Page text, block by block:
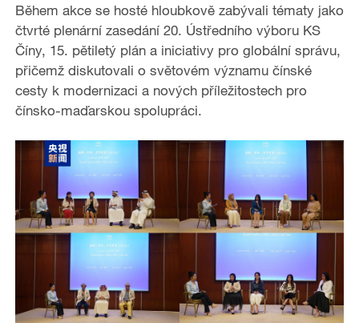
Během akce se hosté hloubkově zabývali tématy jako
čtvrté plenární zasedání 20. Ústředního výboru KS
Číny, 15. pětiletý plán a iniciativy pro globální správu,
přičemž diskutovali o světovém významu čínské
cesty k modernizaci a nových příležitostech pro
čínsko-maďarskou spolupráci.